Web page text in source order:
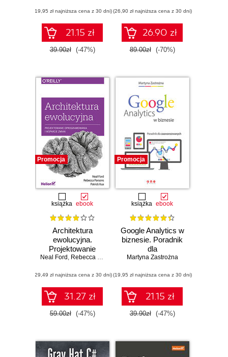
(19,95 zł najniższa cena z 30 dni)
21.15 zł
39.90zł (-47%)
(26,90 zł najniższa cena z 30 dni)
26.90 zł
89.00zł (-70%)
Promocja
książka ebook
Architektura
ewolucyjna.
Projektowanie
oprogramowania i
Neal Ford , Rebecca Parsons Patrick Kua
(29,49 zł najniższa cena z 30 dni)
31.27 zł
59.00zł (-47%)
Promocja
książka ebook
Google Analytics w
biznesie. Poradnik
dla
zaawansowanych
Martyna Zastrożna
(19,95 zł najniższa cena z 30 dni)
21.15 zł
39.90zł (-47%)